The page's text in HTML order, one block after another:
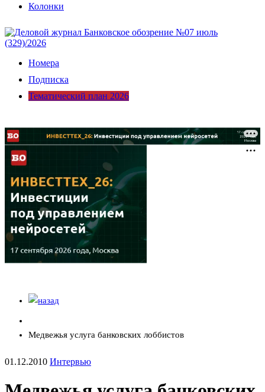
Колонки
Номера
Подписка
Тематический план 2026
Медвежья услуга банковских лоббистов
01.12.2010 Интервью